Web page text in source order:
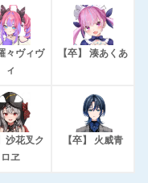
々ヴィヴ
ィ
【卒】 湊あくあ
沙花叉ク
ロヱ
【卒】 火威青